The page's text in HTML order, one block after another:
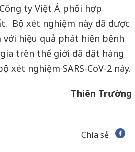
ty Việt Á phối hợp
Bộ xét nghiệm này đã được
với hiệu quả phát hiện bệnh
trên thế giới đã đặt hàng
xét nghiệm SARS-CoV-2 này.
Thiên Trường
Chia sẻ